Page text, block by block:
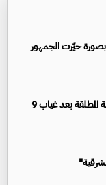
كريم فهمي يعود إلى البطولة المطلقة بعد غياب 9